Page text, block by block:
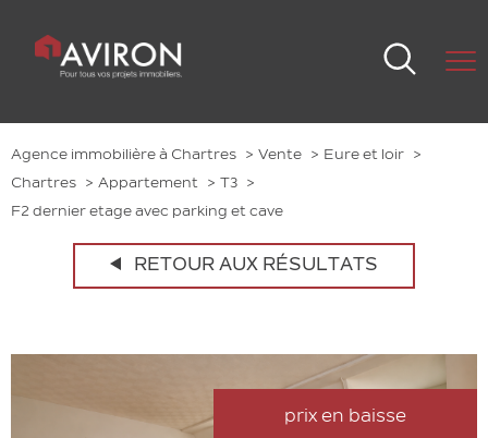
Agence immobilière à Chartres Vente
Eure et loir
Chartres
Appartement
T3
F2 dernier etage avec parking et cave
RETOUR AUX RÉSULTATS
prix en baisse